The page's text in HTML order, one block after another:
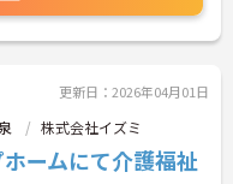
更新日：2026年04月01日
株式会社イズミ
ホームにて介護福祉